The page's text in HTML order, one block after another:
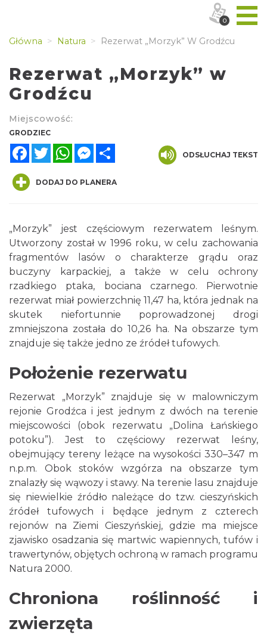
Główna Natura Rezerwat „Morzyk” W Grodźcu
Rezerwat „Morzyk” w
Grodźcu
Miejscowość:
GRODZIEC
FacebookTwitterWhatsAppMessenger
ODSŁUCHAJ TEKST
DODAJ DO PLANERA
„Morzyk” jest częściowym rezerwatem leśnym.
Utworzony został w 1996 roku, w celu zachowania
fragmentów lasów o charakterze grądu oraz
buczyny karpackiej, a także w celu ochrony
rzadkiego ptaka, bociana czarnego. Pierwotnie
rezerwat miał powierzchnię 11,47 ha, która jednak na
skutek niefortunnie poprowadzonej drogi
zmniejszona została do 10,26 ha. Na obszarze tym
znajduje się także jedno ze źródeł tufowych.
Położenie rezerwatu
Rezerwat „Morzyk” znajduje się w malowniczym
rejonie Grodźca i jest jednym z dwóch na terenie
miejscowości (obok rezerwatu „Dolina Łańskiego
potoku”). Jest to częściowy rezerwat leśny,
obejmujący tereny leżące na wysokości 330–347 m
n.p.m. Obok stoków wzgórza na obszarze tym
znalazły się wąwozy i stawy. Na terenie lasu znajduje
się niewielkie źródło należące do tzw. cieszyńskich
źródeł tufowych i będące jednym z czterech
rejonów na Ziemi Cieszyńskiej, gdzie ma miejsce
zjawisko osadzania się martwic wapiennych, tufów i
trawertynów, objętych ochroną w ramach programu
Natura 2000.
Chroniona roślinność i
zwierzęta
0